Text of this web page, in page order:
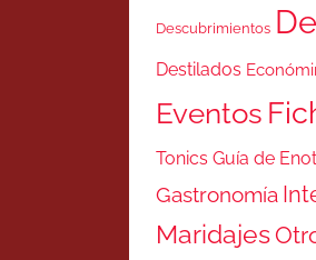
Descubrimientos
Destilados
Eventos
Tonics Guía de
Gastronomía
Maridajes